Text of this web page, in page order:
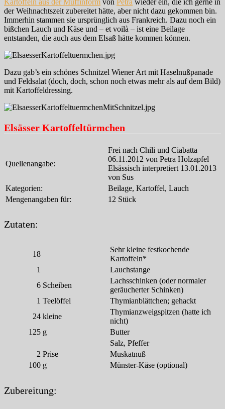
der Weihnachtszeit zubereitet hätte, aber nicht dazu gekommen bin.
Immerhin stammen sie ursprünglich aus Frankreich. Dazu noch ein
bißchen Lauch und Käse und – et voilà – ist eine Beilage
entstanden, die auch aus dem Elsaß hätte kommen können.
Dazu gab’s ein schönes Schnitzel Wiener Art mit Haselnußpanade
und Feldsalat (doch, doch, schon noch etwas mehr als auf dem Bild)
mit Kartoffeldressing.
Elsässer Kartoffeltürmchen
Quellenangabe:
Frei nach Chili und Ciabatta
06.11.2012 von Petra Holzapfel
Elsässisch interpretiert 13.01.2013
von Sus
Kategorien:
Beilage, Kartoffel, Lauch
Mengenangaben für:
12 Stück
Zutaten:
18
Sehr kleine festkochende
Kartoffeln*
1
Lauchstange
6 Scheiben
Lachsschinken (oder normaler
geräucherter Schinken)
1 Teelöffel
Thymianblättchen; gehackt
24 kleine
Thymianzweigspitzen (hatte ich
nicht)
125 g
Butter
Salz, Pfeffer
2 Prise
Muskatnuß
100 g Münster-Käse (optional)
Zubereitung: